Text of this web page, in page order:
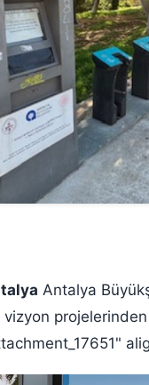
Antalya
projelerinden